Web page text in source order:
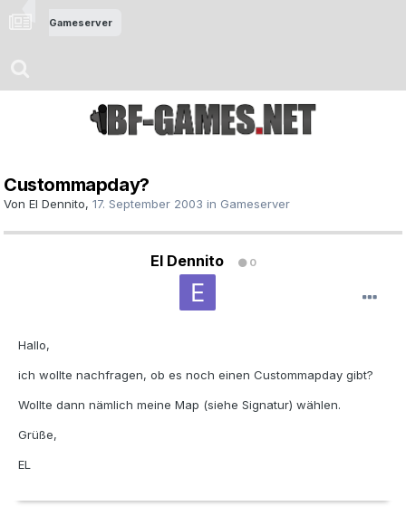
Gameserver
Custommapday?
Von El Dennito, 17. September 2003 in Gameserver
El Dennito 0
Hallo,
ich wollte nachfragen, ob es noch einen Custommapday gibt?
Wollte dann nämlich meine Map (siehe Signatur) wählen.
Grüße,
EL